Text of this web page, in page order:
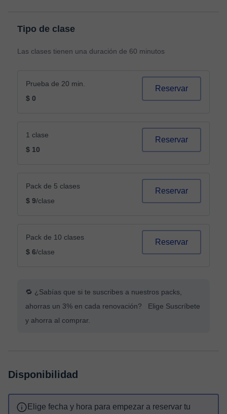
Tipo de clase
Las clases tienen una duración de 60 minutos
Prueba de 20 min.
$ 0
Reservar
1 clase
$ 10
Reservar
Pack de 5 clases
$ 9/clase
Reservar
Pack de 10 clases
$ 6/clase
Reservar
🔁 ¿Sabías que si te suscribes a nuestros packs,
ahorras un 3% en cada renovación? Elige Suscríbete
y ahorra al comprar.
Disponibilidad
Elige fecha y hora para empezar a reservar tu